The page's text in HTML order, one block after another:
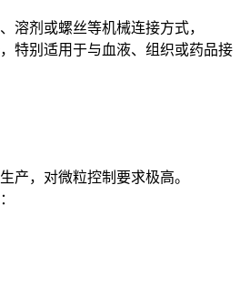
溶剂或螺丝等机械连接方式，
特别适用于与血液、组织或药品接
产，对微粒控制要求极高。